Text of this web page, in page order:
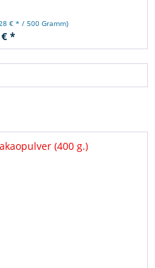
€ * / 500 Gramm)
€ *